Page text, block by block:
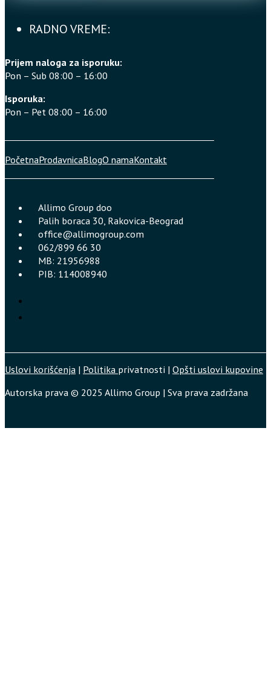
RADNO VREME:
Prijem naloga za isporuku:
Pon – Sub 08:00 – 16:00
Isporuka:
Pon – Pet 08:00 – 16:00
PočetnaProdavnicaBlogO namaKontakt
Allimo Group doo
Palih boraca 30, Rakovica-Beograd
office@allimogroup.com
062/899 66 30
MB: 21956988
PIB: 114008940
Uslovi korišćenja | Politika privatnosti | Opšti uslovi kupovine
Autorska prava © 2025 Allimo Group | Sva prava zadržana